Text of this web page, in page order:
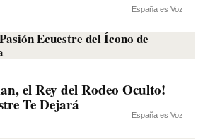
España es Voz
el Rey del Rodeo Oculto!
Te Dejará
España es Voz